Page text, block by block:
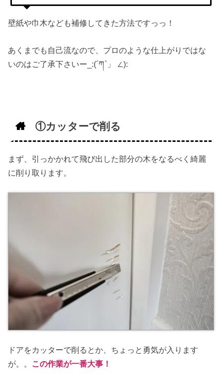
壁紙や巾木なども補修してきた方法ですっっ！
あくまでも自己流なので、プロのような仕上がりではな
いのはご了承下さいー_:(´ཀ`」 ∠):
①カッターで削る
まず、引っかかれて飛び出した部分の木をなるべく綺麗
に削り取ります。
ドアをカッターで削るとか、ちょっと勇気が入ります
が。。 この作業が一番大事！